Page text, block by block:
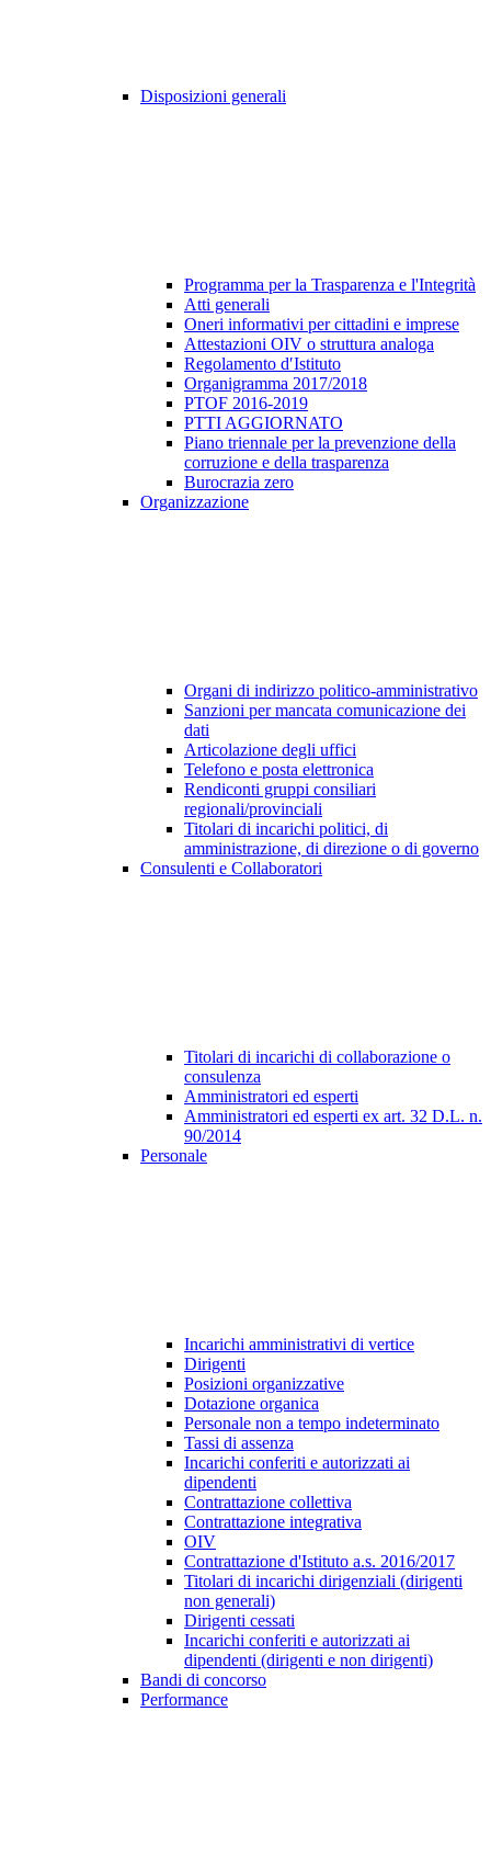
Disposizioni generali
Programma per la Trasparenza e l'Integrità
Atti generali
Oneri informativi per cittadini e imprese
Attestazioni OIV o struttura analoga
Regolamento d′Istituto
Organigramma 2017/2018
PTOF 2016-2019
PTTI AGGIORNATO
Piano triennale per la prevenzione della
corruzione e della trasparenza
Burocrazia zero
Organizzazione
Organi di indirizzo politico-amministrativo
Sanzioni per mancata comunicazione dei
dati
Articolazione degli uffici
Telefono e posta elettronica
Rendiconti gruppi consiliari
regionali/provinciali
Titolari di incarichi politici, di
amministrazione, di direzione o di governo
Consulenti e Collaboratori
Titolari di incarichi di collaborazione o
consulenza
Amministratori ed esperti
Amministratori ed esperti ex art. 32 D.L. n.
90/2014
Personale
Incarichi amministrativi di vertice
Dirigenti
Posizioni organizzative
Dotazione organica
Personale non a tempo indeterminato
Tassi di assenza
Incarichi conferiti e autorizzati ai
dipendenti
Contrattazione collettiva
Contrattazione integrativa
OIV
Contrattazione d'Istituto a.s. 2016/2017
Titolari di incarichi dirigenziali (dirigenti
non generali)
Dirigenti cessati
Incarichi conferiti e autorizzati ai
dipendenti (dirigenti e non dirigenti)
Bandi di concorso
Performance